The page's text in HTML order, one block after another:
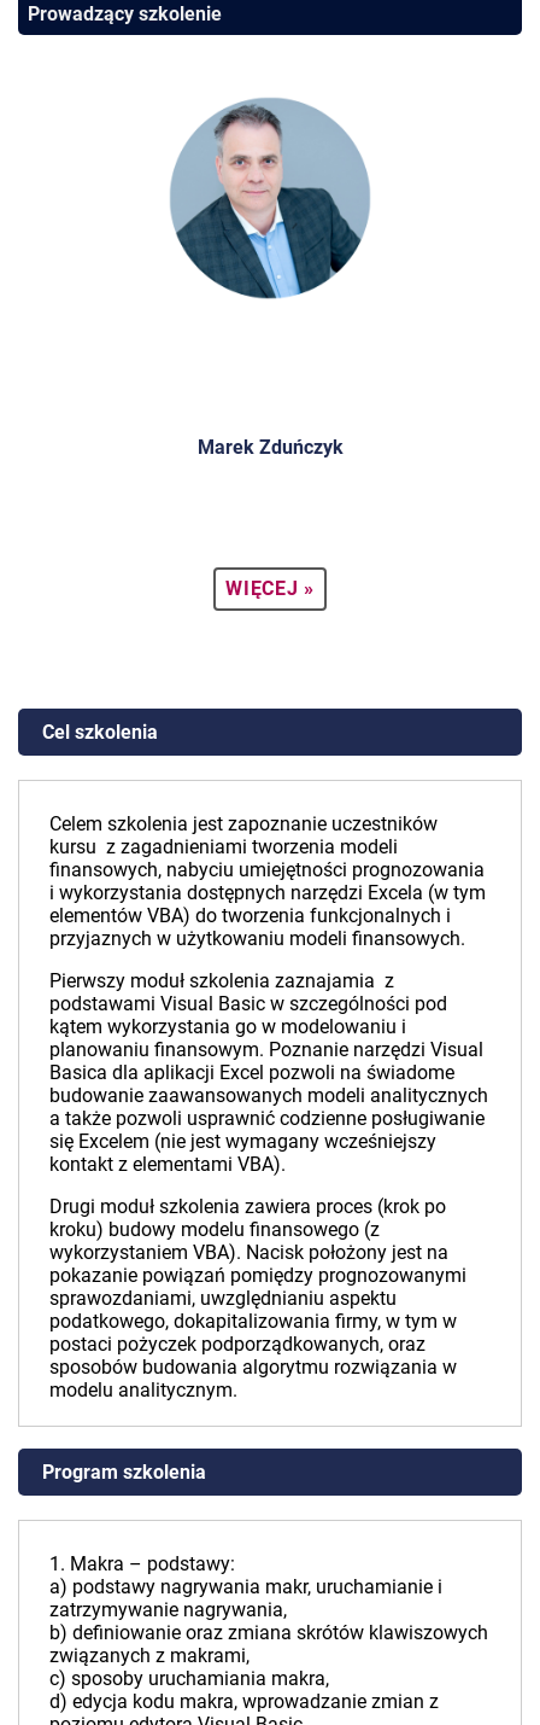
Prowadzący szkolenie
Marek Zduńczyk
WIĘCEJ »
Cel szkolenia
Celem szkolenia jest zapoznanie uczestników
kursu z zagadnieniami tworzenia modeli
finansowych, nabyciu umiejętności prognozowania
i wykorzystania dostępnych narzędzi Excela (w tym
elementów VBA) do tworzenia funkcjonalnych i
przyjaznych w użytkowaniu modeli finansowych.
Pierwszy moduł szkolenia zaznajamia z
podstawami Visual Basic w szczególności pod
kątem wykorzystania go w modelowaniu i
planowaniu finansowym. Poznanie narzędzi Visual
Basica dla aplikacji Excel pozwoli na świadome
budowanie zaawansowanych modeli analitycznych
a także pozwoli usprawnić codzienne posługiwanie
się Excelem (nie jest wymagany wcześniejszy
kontakt z elementami VBA).
Drugi moduł szkolenia zawiera proces (krok po
kroku) budowy modelu finansowego (z
wykorzystaniem VBA). Nacisk położony jest na
pokazanie powiązań pomiędzy prognozowanymi
sprawozdaniami, uwzględnianiu aspektu
podatkowego, dokapitalizowania firmy, w tym w
postaci pożyczek podporządkowanych, oraz
sposobów budowania algorytmu rozwiązania w
modelu analitycznym.
Program szkolenia
1. Makra – podstawy:
a) podstawy nagrywania makr, uruchamianie i
zatrzymywanie nagrywania,
b) definiowanie oraz zmiana skrótów klawiszowych
związanych z makrami,
c) sposoby uruchamiania makra,
d) edycja kodu makra, wprowadzanie zmian z